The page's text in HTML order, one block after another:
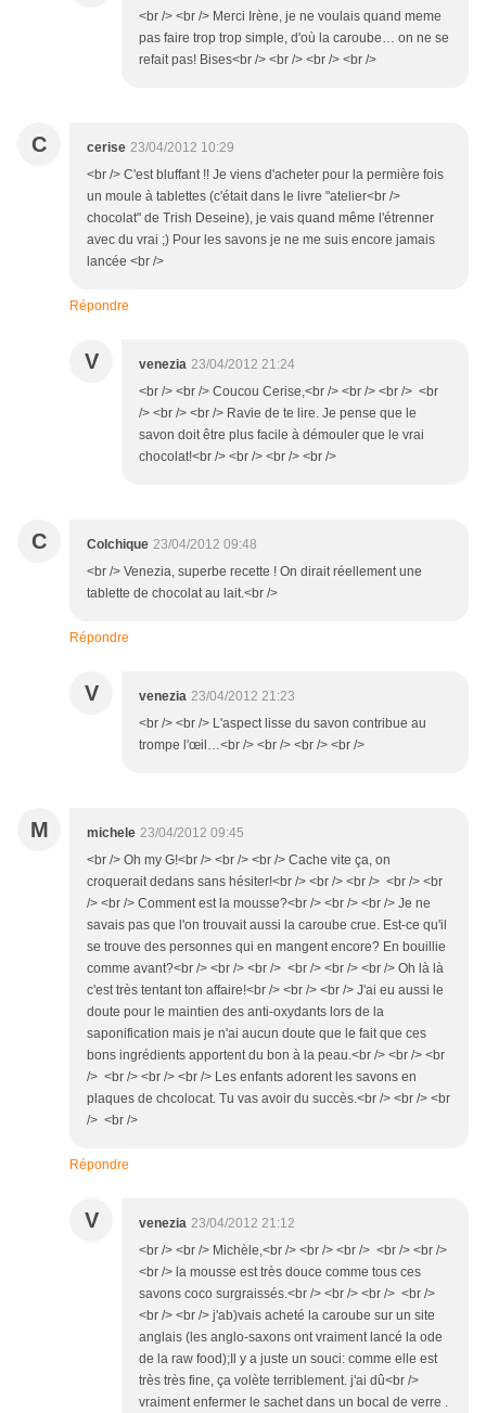
<br /> <br /> Merci Irène, je ne voulais quand meme
pas faire trop trop simple, d'où la caroube… on ne se
refait pas! Bises<br /> <br /> <br /> <br />
C cerise 23/04/2012 10:29
<br /> C'est bluffant !! Je viens d'acheter pour la permière fois
un moule à tablettes (c'était dans le livre "atelier<br />
chocolat" de Trish Deseine), je vais quand même l'étrenner
avec du vrai ;) Pour les savons je ne me suis encore jamais
lancée <br />
Répondre
V venezia 23/04/2012 21:24
<br /> <br /> Coucou Cerise,<br /> <br /> <br /> <br
/> <br /> <br /> Ravie de te lire. Je pense que le
savon doit être plus facile à démouler que le vrai
chocolat!<br /> <br /> <br /> <br />
C Colchique 23/04/2012 09:48
<br /> Venezia, superbe recette ! On dirait réellement une
tablette de chocolat au lait.<br />
Répondre
V venezia 23/04/2012 21:23
<br /> <br /> L'aspect lisse du savon contribue au
trompe l'œil…<br /> <br /> <br /> <br />
M michele 23/04/2012 09:45
<br /> Oh my G!<br /> <br /> <br /> Cache vite ça, on
croquerait dedans sans hésiter!<br /> <br /> <br /> <br /> <br
/> <br /> Comment est la mousse?<br /> <br /> <br /> Je ne
savais pas que l'on trouvait aussi la caroube crue. Est-ce qu'il
se trouve des personnes qui en mangent encore? En bouillie
comme avant?<br /> <br /> <br /> <br /> <br /> <br /> Oh là là
c'est très tentant ton affaire!<br /> <br /> <br /> J'ai eu aussi le
doute pour le maintien des anti-oxydants lors de la
saponification mais je n'ai aucun doute que le fait que ces
bons ingrédients apportent du bon à la peau.<br /> <br /> <br
/> <br /> <br /> <br /> Les enfants adorent les savons en
plaques de chcolocat. Tu vas avoir du succès.<br /> <br /> <br
/> <br />
Répondre
V venezia 23/04/2012 21:12
<br /> <br /> Michèle,<br /> <br /> <br /> <br /> <br />
<br /> la mousse est très douce comme tous ces
savons coco surgraissés.<br /> <br /> <br /> <br />
<br /> <br /> j'ab)vais acheté la caroube sur un site
anglais (les anglo-saxons ont vraiment lancé la ode
de la raw food);Il y a juste un souci: comme elle est
très très fine, ça volète terriblement. j'ai dû<br />
vraiment enfermer le sachet dans un bocal de verre .